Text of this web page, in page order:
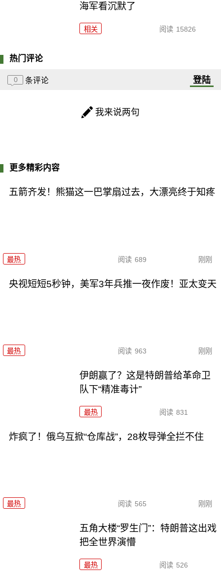
海军看沉默了
相关 阅读 15826
热门评论
0 条评论 登陆
我来说两句
更多精彩内容
五箭齐发！熊猫这一巴掌扇过去，大漂亮终于知疼
最热 阅读 689 刚刚
央视短短5秒钟，美军3年兵推一夜作废！亚太变天
最热 阅读 963 刚刚
伊朗赢了？这是特朗普给革命卫
队下“精准毒计”
最热 阅读 831
炸疯了！俄乌互掀“仓库战”，28枚导弹全拦不住
最热 阅读 565 刚刚
五角大楼“罗生门”：特朗普这出戏
把全世界演懵
最热 阅读 526